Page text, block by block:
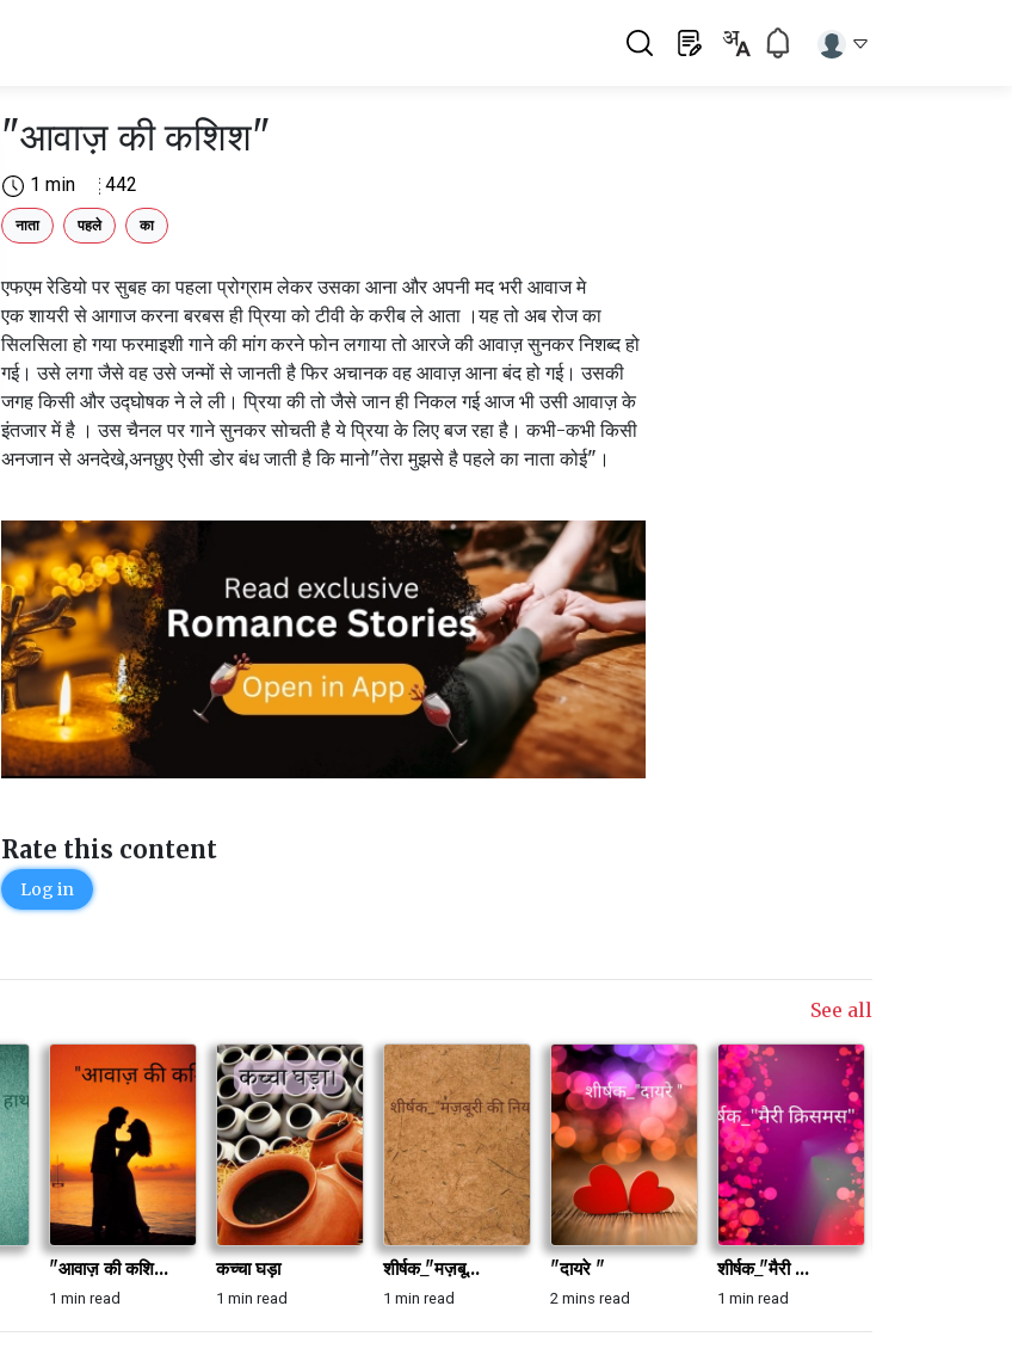
"आवाज़ की कशिश"
1 min 442
नाता पहले का
एफएम रेडियो पर सुबह का पहला प्रोग्राम लेकर उसका आना और अपनी मद भरी आवाज मे
एक शायरी से आगाज करना बरबस ही प्रिया को टीवी के करीब ले आता ।यह तो अब रोज का
सिलसिला हो गया फरमाइशी गाने की मांग करने फोन लगाया तो आरजे की आवाज़ सुनकर निशब्द हो
गई। उसे लगा जैसे वह उसे जन्मों से जानती है फिर अचानक वह आवाज़ आना बंद हो गई। उसकी
जगह किसी और उद्घोषक ने ले ली। प्रिया की तो जैसे जान ही निकल गई आज भी उसी आवाज़ के
इंतजार में है । उस चैनल पर गाने सुनकर सोचती है ये प्रिया के लिए बज रहा है। कभी-कभी किसी
अनजान से अनदेखे,अनछुए ऐसी डोर बंध जाती है कि मानो"तेरा मुझसे है पहले का नाता कोई"।
Rate this content
Log in
See all
"आवाज़ की कशि...
1 min read
कच्चा घड़ा
1 min read
शीर्षक_"मज़बू...
1 min read
"दायरे "
2 mins read
शीर्षक_"मैरी ...
1 min read